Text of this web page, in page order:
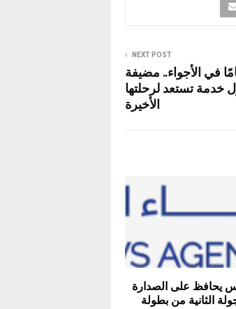
NEXT POST
66 عامًا في الأجواء.. مضيفة
خدمة تستعد لرحلتها
الأخيرة
يحافظ على الصدارة
الثانية من بطولة